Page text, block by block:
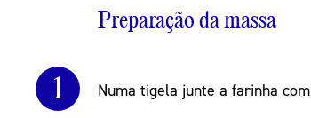
Preparação da massa
1 Numa tigela junte a farinha